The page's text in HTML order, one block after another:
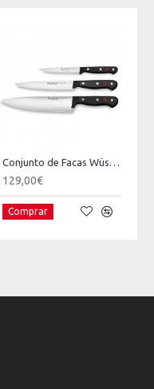
Conjunto de Facas Wüsthof Gourmet 3 Peças
129,00€
Comprar